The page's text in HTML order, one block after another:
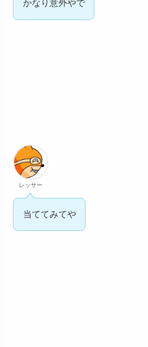
かなり意外やで
レッサー
当ててみてや